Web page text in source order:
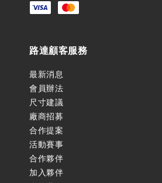
路達顧客服務
最新消息
會員辦法
尺寸建議
廠商招募
合作提案
活動賽事
合作夥伴
加入夥伴